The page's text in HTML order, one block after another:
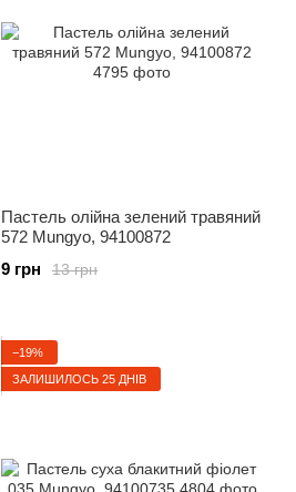
Пастель олійна зелений травяний
572 Mungyo, 94100872
13 грн
9 грн
−19%
ЗАЛИШИЛОСЬ 25 ДНІВ